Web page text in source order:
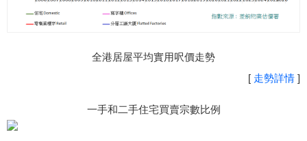
全港居屋平均實用呎價走勢
[ 走勢詳情 ]
一手和二手住宅買賣宗數比例